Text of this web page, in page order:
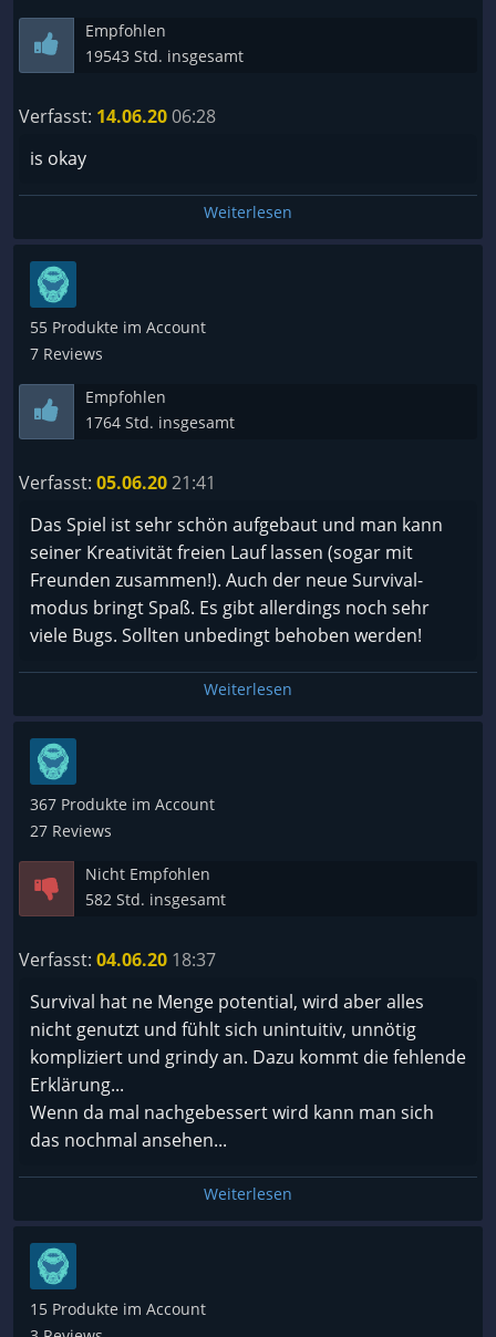
Empfohlen
19543 Std. insgesamt
Verfasst: 14.06.2006:28
is okay
Weiterlesen
55 Produkte im Account
7 Reviews
Empfohlen
1764 Std. insgesamt
Verfasst: 05.06.2021:41
Das Spiel ist sehr schön aufgebaut und man kann
seiner Kreativität freien Lauf lassen (sogar mit
Freunden zusammen!). Auch der neue Survival-
modus bringt Spaß. Es gibt allerdings noch sehr
viele Bugs. Sollten unbedingt behoben werden!
Weiterlesen
367 Produkte im Account
27 Reviews
Nicht Empfohlen
582 Std. insgesamt
Verfasst: 04.06.20 18:37
Survival hat ne Menge potential, wird aber alles
nicht genutzt und fühlt sich unintuitiv, unnötig
kompliziert und grindy an. Dazu kommt die fehlende
Erklärung...
Wenn da mal nachgebessert wird kann man sich
das nochmal ansehen...
Weiterlesen
15 Produkte im Account